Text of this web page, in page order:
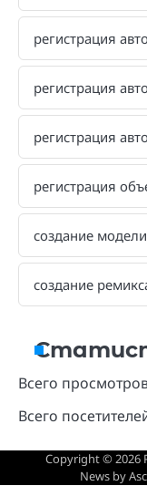
Всего
Всего
Copyright © 2026
News by